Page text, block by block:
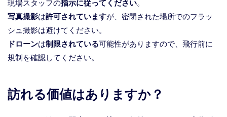
現場スタッフの指示に従ってください。
写真撮影は許可されていますが、密閉された場所でのフラッ
シュ撮影は避けてください。
ドローンは制限されている可能性がありますので、飛行前に
規制を確認してください。
訪れる価値はありますか？